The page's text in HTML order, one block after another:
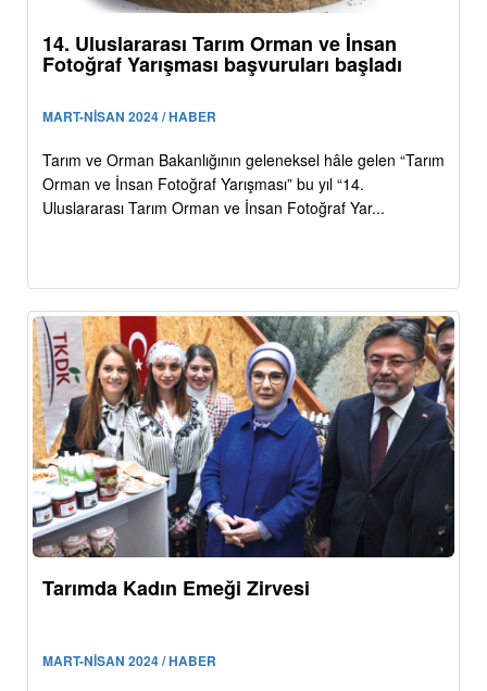
14. Uluslararası Tarım Orman ve İnsan
Fotoğraf Yarışması başvuruları başladı
MART-NİSAN 2024 / HABER
Tarım ve Orman Bakanlığının geleneksel hâle gelen “Tarım
Orman ve İnsan Fotoğraf Yarışması” bu yıl “14.
Uluslararası Tarım Orman ve İnsan Fotoğraf Yar...
Tarımda Kadın Emeği Zirvesi
MART-NİSAN 2024 / HABER